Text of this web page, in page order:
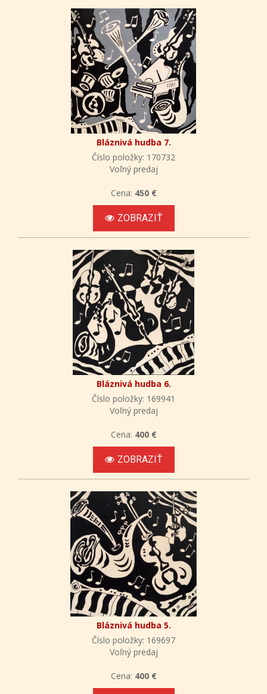
Bláznivá hudba 7.
Číslo položky: 170732
Voľný predaj
Cena: 450 €
ZOBRAZIŤ
Bláznivá hudba 6.
Číslo položky: 169941
Voľný predaj
Cena: 400 €
ZOBRAZIŤ
Bláznivá hudba 5.
Číslo položky: 169697
Voľný predaj
Cena: 400 €